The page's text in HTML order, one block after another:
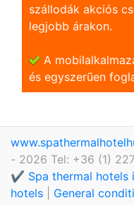
szállodák akciós
legjobb árakon.
A
és egyszerũen
- 2026 Tel: +36 (1)
✔️ Spa thermal hotels
hotels
General